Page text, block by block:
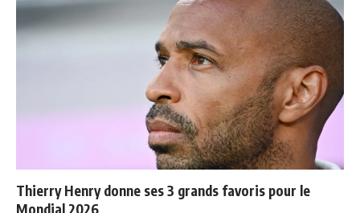
Thierry Henry donne ses 3 grands favoris pour le
Mondial 2026